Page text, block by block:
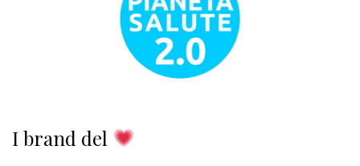
I brand del